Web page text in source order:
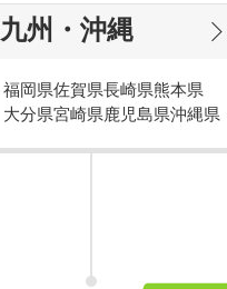
九州・沖縄
福岡県佐賀県長崎県熊本県
大分県宮崎県鹿児島県沖縄県